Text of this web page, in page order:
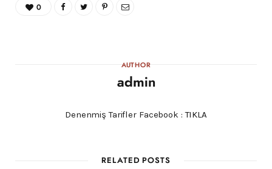
0
AUTHOR
admin
Denenmiş Tarifler Facebook :TIKLA
RELATED POSTS